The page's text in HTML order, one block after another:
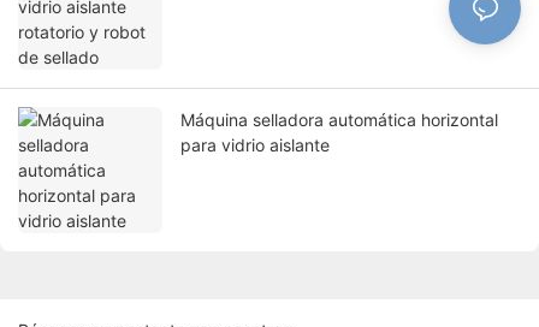
Máquina selladora automática horizontal
para vidrio aislante